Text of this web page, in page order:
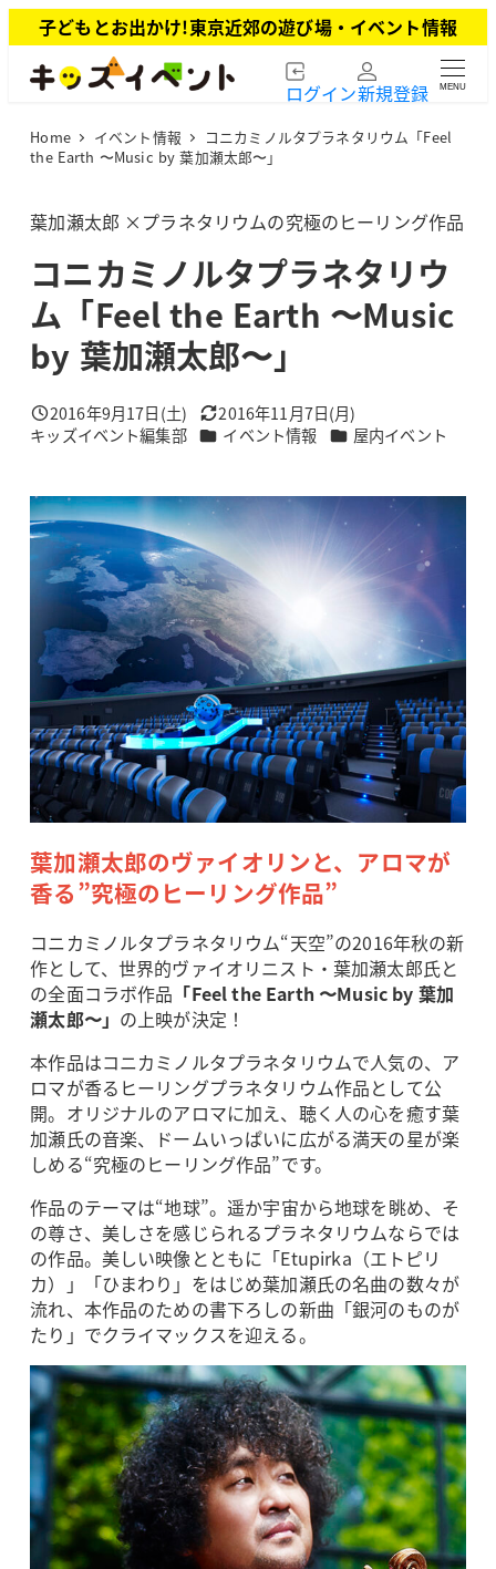
イ
子どもとお出かけ!東京近郊の遊び場・イベント情報
ログイン新規登録 MENU
Home イベント情報
コニカミノルタプラネタリウム「Feel
the Earth 〜Music by 葉加瀬太郎〜」
葉加瀬太郎 ×プラネタリウムの究極のヒーリング作品
コニカミノルタプラネタリウ
ム「Feel the Earth 〜Music
by 葉加瀬太郎〜」
投稿日
2016年9月17日(土) 更新日
2016年11月7日(月)
著
キッズイベント編集部 カテゴリー
イベント情報 カテゴリー
屋内イベント
葉加瀬太郎のヴァイオリンと、アロマが
香る”究極のヒーリング作品”
コニカミノルタプラネタリウム“天空”の2016年秋の新
作として、世界的ヴァイオリニスト・葉加瀬太郎氏と
の全面コラボ作品 「Feel the Earth 〜Music by 葉加
瀬太郎〜」 の上映が決定！
本作品はコニカミノルタプラネタリウムで人気の、ア
ロマが香るヒーリングプラネタリウム作品として公
開。オリジナルのアロマに加え、聴く人の心を癒す葉
加瀬氏の音楽、ドームいっぱいに広がる満天の星が楽
しめる“究極のヒーリング作品”です。
作品のテーマは“地球”。遥か宇宙から地球を眺め、そ
の尊さ、美しさを感じられるプラネタリウムならでは
の作品。美しい映像とともに「Etupirka（エトピリ
カ）」「ひまわり」をはじめ葉加瀬氏の名曲の数々が
流れ、本作品のための書下ろしの新曲「銀河のものが
たり」でクライマックスを迎える。